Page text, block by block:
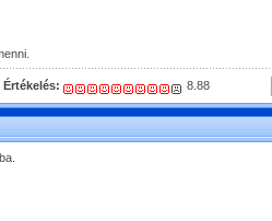
Értékelés: 8.88